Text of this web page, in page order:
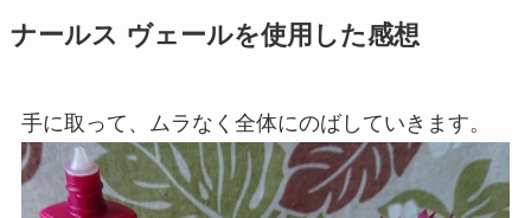
ナールス ヴェールを使用した感想
手に取って、ムラなく全体にのばしていきます。